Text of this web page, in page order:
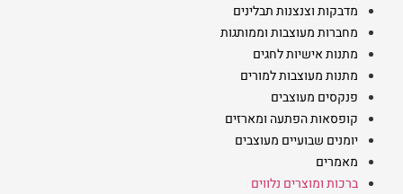
מדבקות וצנצנות תבלינים
מחברות מעוצבות וממותגות
מתנות אישיות לחגים
מתנות מעוצבות למורים
פנקסים מעוצבים
קופסאות הפתעה ומארזים
יומנים שבועיים מעוצבים
מאמרים
ברכות ומוצרים נלווים